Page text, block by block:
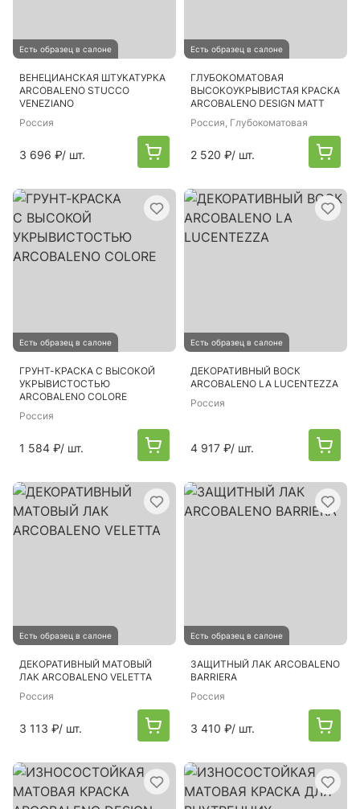
Есть образец в салоне
ВЕНЕЦИАНСКАЯ ШТУКАТУРКА
ARCOBALENO STUCCO
VENEZIANO
Россия
3 696 ₽/ шт.
Есть образец в салоне
ГЛУБОКОМАТОВАЯ
ВЫСОКОУКРЫВИСТАЯ КРАСКА
ARCOBALENO DESIGN MATT
Россия, Глубокоматовая
2 520 ₽/ шт.
Есть образец в салоне
ГРУНТ-КРАСКА С ВЫСОКОЙ
УКРЫВИСТОСТЬЮ
ARCOBALENO COLORE
Россия
1 584 ₽/ шт.
Есть образец в салоне
ДЕКОРАТИВНЫЙ ВОСК
ARCOBALENO LA LUCENTEZZA
Россия
4 917 ₽/ шт.
Есть образец в салоне
ДЕКОРАТИВНЫЙ МАТОВЫЙ
ЛАК ARCOBALENO VELETTA
Россия
3 113 ₽/ шт.
Есть образец в салоне
ЗАЩИТНЫЙ ЛАК ARCOBALENO
BARRIERA
Россия
3 410 ₽/ шт.